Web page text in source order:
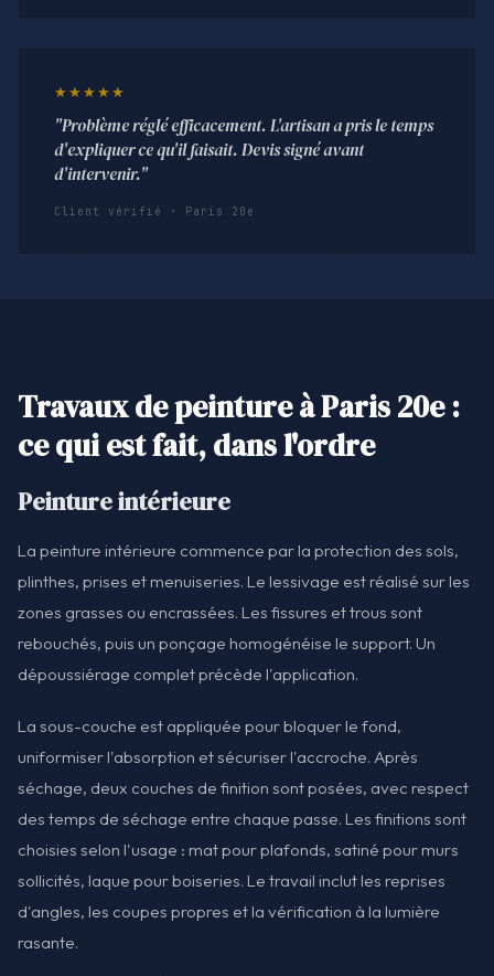
★★★★★
"Problème réglé efficacement. L'artisan a pris le temps
d'expliquer ce qu'il faisait. Devis signé avant
d'intervenir."
Client vérifié · Paris 20e
Travaux de peinture à Paris 20e :
ce qui est fait, dans l'ordre
Peinture intérieure
La peinture intérieure commence par la protection des sols,
plinthes, prises et menuiseries. Le lessivage est réalisé sur les
zones grasses ou encrassées. Les fissures et trous sont
rebouchés, puis un ponçage homogénéise le support. Un
dépoussiérage complet précède l'application.
La sous-couche est appliquée pour bloquer le fond,
uniformiser l'absorption et sécuriser l'accroche. Après
séchage, deux couches de finition sont posées, avec respect
des temps de séchage entre chaque passe. Les finitions sont
choisies selon l'usage : mat pour plafonds, satiné pour murs
sollicités, laque pour boiseries. Le travail inclut les reprises
d'angles, les coupes propres et la vérification à la lumière
rasante.